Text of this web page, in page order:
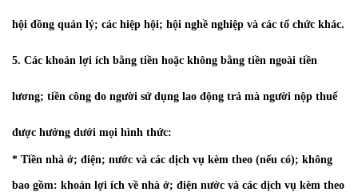
hội đồng quản lý; các hiệp hội; hội nghề nghiệp và các tổ chức khác.
5. Các khoản lợi ích bằng tiền hoặc không bằng tiền ngoài tiền
lương; tiền công do người sử dụng lao động trả mà người nộp thuế
được hưởng dưới mọi hình thức:
* Tiền nhà ở; điện; nước và các dịch vụ kèm theo (nếu có); không
bao gồm: khoản lợi ích về nhà ở; điện nước và các dịch vụ kèm theo